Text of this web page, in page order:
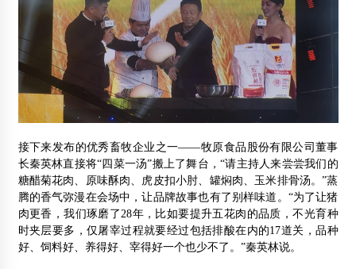
接下来发布的优秀畜牧企业之一——牧原食品股份有限公司董事
长秦英林直接将“四菜一汤”搬上了舞台，“请主持人来尝尝我们的
糖醋菊花肉、原味酥肉、虎皮扣小肘、罐焖肉、玉米排骨汤。”蒸
腾的香气弥漫在会场中，让品牌故事也有了别样味道。“为了让猪
肉更香，我们琢磨了28年，比如要提升五花肉的品质，不光育种
时夹层要多，仅屠宰过程就要经过包括排酸在内的17道关，品种
好、饲料好、养得好、宰得好一个也少不了。”秦英林说。